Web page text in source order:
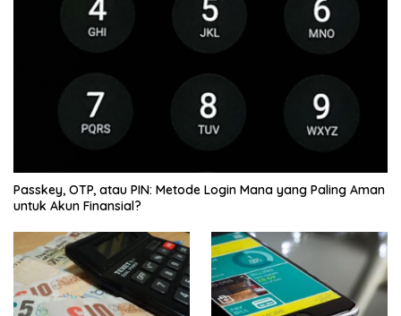
Passkey, OTP, atau PIN: Metode Login Mana yang Paling Aman
untuk Akun Finansial?